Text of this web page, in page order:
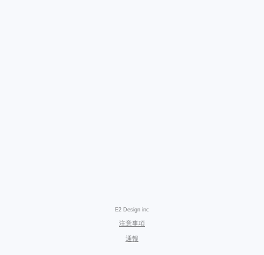
E2 Design inc
注意事項
通報